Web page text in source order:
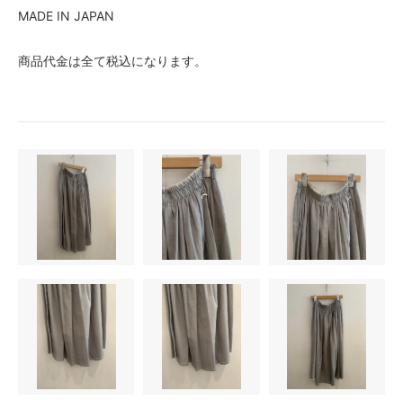
MADE IN JAPAN
商品代金は全て税込になります。